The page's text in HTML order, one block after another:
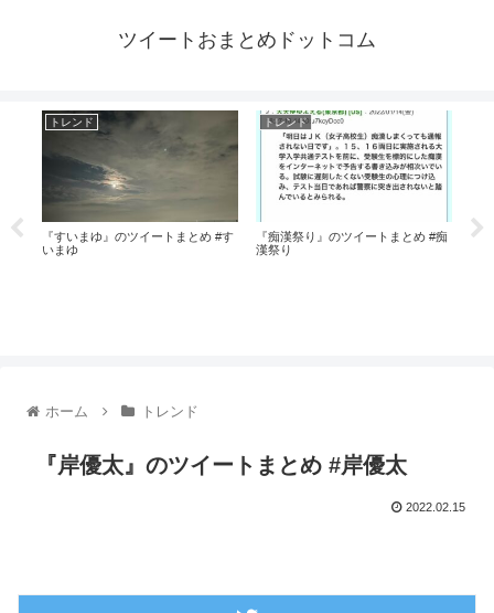
ツイートおまとめドットコム
ト
トレンド
『すいまゆ』のツイートまとめ #す
いまゆ
トレンド
『痴漢祭り』のツイートまとめ #痴
漢祭り
『
ホーム トレンド
『岸優太』のツイートまとめ #岸優太
2022.02.15